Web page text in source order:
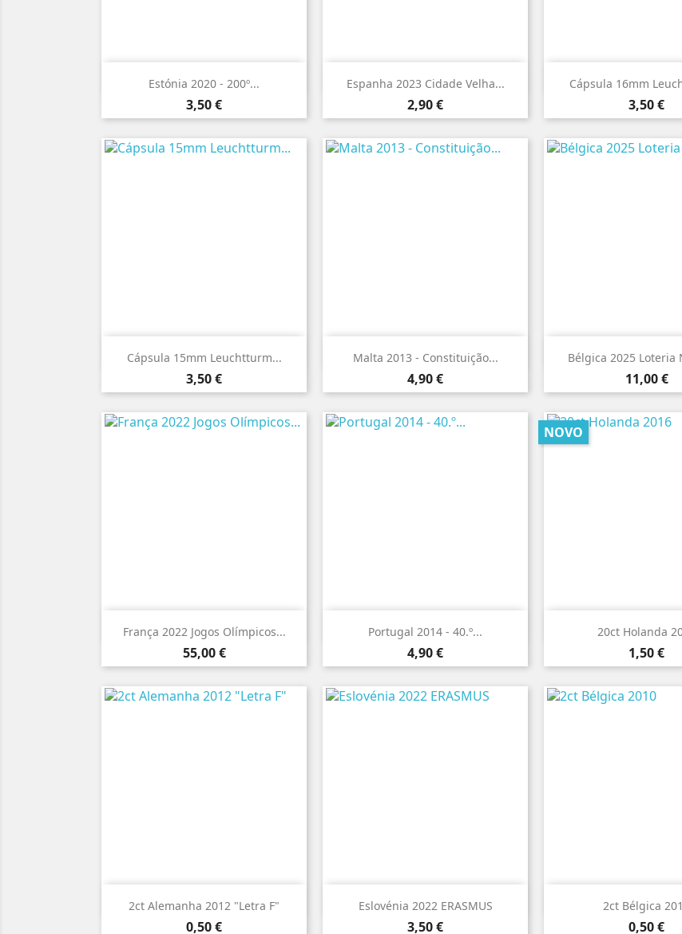
Estónia 2020 - 200º...
Preço
3,50 €
 Vista rápida Espanha 2023 Cidade Velha...
Preço
2,90 €
 Vista rápida Cápsula 16mm
Preço
3,50 €
 Vista
Cápsula 15mm Leuchtturm...
Preço
3,50 €
 Vista rápida Malta 2013 - Constituição...
Preço
4,90 €
 Vista rápida Bélgica 2025 Loteria
Preço
11,00 €
 Vista
França 2022 Jogos Olímpicos...
Preço
55,00 €
 Vista rápida Portugal 2014 - 40.º...
Preço
4,90 €
 Vista rápida 20ct Holanda
Preço
1,50 €
NOVO
 Vista
2ct Alemanha 2012 "Letra F"
Preço
0,50 €
 Vista rápida Eslovénia 2022 ERASMUS
Preço
3,50 €
 Vista rápida 2ct Bélgica
Preço
0,50 €
 Vista